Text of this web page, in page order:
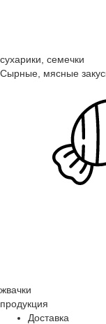
сухарики, семечки
Сырные, мясные
жвачки
продукция
Доставка